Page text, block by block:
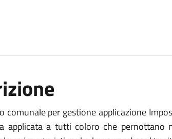
comunale per gestione applicazione
applicata a tutti coloro che pernottano